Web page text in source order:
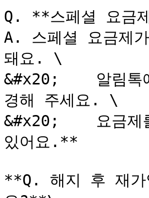
Q. **스페셜 요금
A. 스페셜 요금제
돼요. \
&#x20;    알림톡
경해 주세요. \
&#x20;    요금제
있어요.**
**Q. 해지 후 재가